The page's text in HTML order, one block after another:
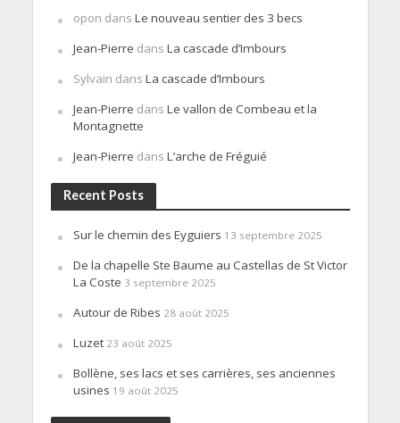
opon dans Le nouveau sentier des 3 becs
Jean-Pierre dans La cascade d’Imbours
Sylvain dans La cascade d’Imbours
Jean-Pierre dans Le vallon de Combeau et la
Montagnette
Jean-Pierre dans L’arche de Fréguié
Recent Posts
Sur le chemin des Eyguiers 13 septembre 2025
De la chapelle Ste Baume au Castellas de St Victor
La Coste 3 septembre 2025
Autour de Ribes 28 août 2025
Luzet 23 août 2025
Bollène, ses lacs et ses carrières, ses anciennes
usines 19 août 2025